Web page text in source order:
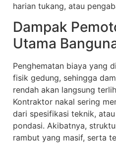
harian tukang, atau
Dampak
Utama
Penghematan biaya yang
fisik gedung, sehingga
rendah akan langsung
Kontraktor nakal sering
dari spesifikasi teknik,
pondasi. Akibatnya,
rambut yang masif, serta